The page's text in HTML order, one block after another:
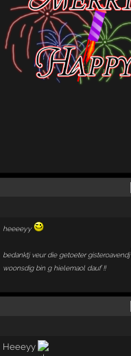
heeeeyy
bedanktj veur die getoeter gisteroavendj
woonsdig bin g hielemaol dauf !!
Heeeyy